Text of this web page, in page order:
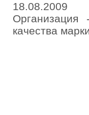
18.08.2009
Организация
качества